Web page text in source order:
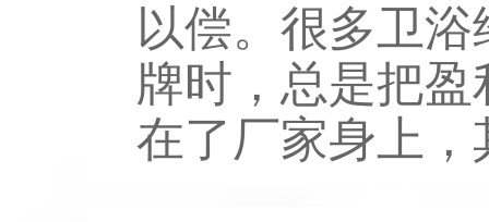
以偿。很多卫
牌时，总是把
在了厂家身上，